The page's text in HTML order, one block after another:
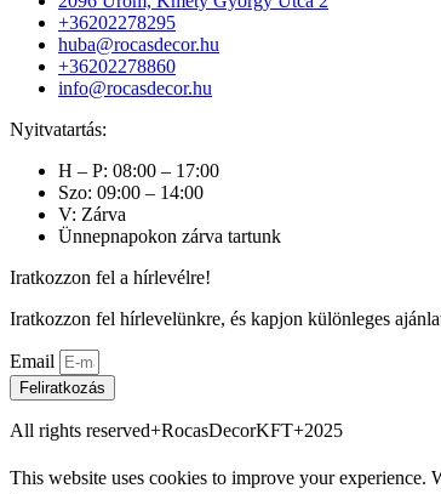
+36202278295
huba@rocasdecor.hu
+36202278860
info@rocasdecor.hu
Nyitvatartás:
H – P: 08:00 – 17:00
Szo: 09:00 – 14:00
V: Zárva
Ünnepnapokon zárva tartunk
Iratkozzon fel a hírlevélre!
Iratkozzon fel hírlevelünkre, és kapjon különleges
Email
Feliratkozás
All rights reserved+RocasDecorKFT+2025
This website uses cookies to improve your